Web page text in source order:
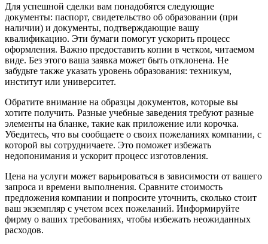
Для успешной сделки вам понадобятся следующие
документы: паспорт, свидетельство об образовании (при
наличии) и документы, подтверждающие вашу
квалификацию. Эти бумаги помогут ускорить процесс
оформления. Важно предоставить копии в четком, читаемом
виде. Без этого ваша заявка может быть отклонена. Не
забудьте также указать уровень образования: техникум,
институт или университет.
Обратите внимание на образцы документов, которые вы
хотите получить. Разные учебные заведения требуют разные
элементы на бланке, такие как приложение или корочка.
Убедитесь, что вы сообщаете о своих пожеланиях компании, с
которой вы сотрудничаете. Это поможет избежать
недопонимания и ускорит процесс изготовления.
Цена на услуги может варьироваться в зависимости от вашего
запроса и времени выполнения. Сравните стоимость
предложения компании и попросите уточнить, сколько стоит
ваш экземпляр с учетом всех пожеланий. Информируйте
фирму о ваших требованиях, чтобы избежать неожиданных
расходов.